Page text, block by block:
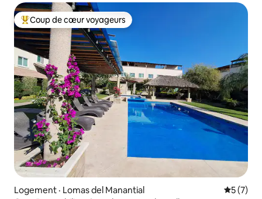
Coup de cœur voyageurs parmi les plus aimés
Coup de cœur voyageurs
Logement · Lomas del Manantial Note
5 (7)